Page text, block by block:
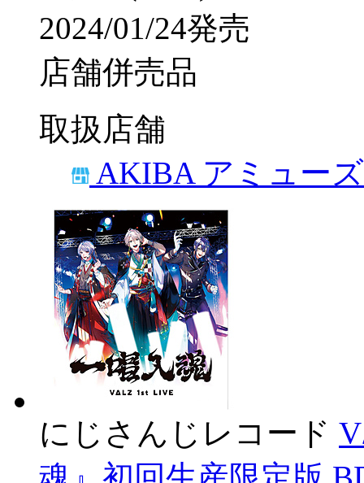
2024/01/24発売
店舗併売品
取扱店舗
AKIBA アミュー
にじさんじレコード